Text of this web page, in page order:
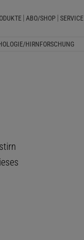
ABO/SHOP SERVICE
HIRNFORSCHUNG